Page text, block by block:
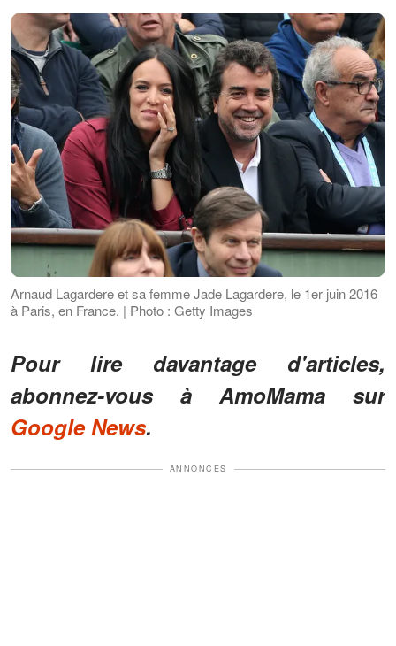
Arnaud Lagardere et sa femme Jade Lagardere, le 1er juin 2016
à Paris, en France. | Photo : Getty Images
Pour lire davantage d'articles,
abonnez-vous à AmoMama sur
Google News.
ANNONCES